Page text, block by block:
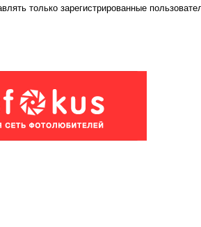
только зарегистрированные